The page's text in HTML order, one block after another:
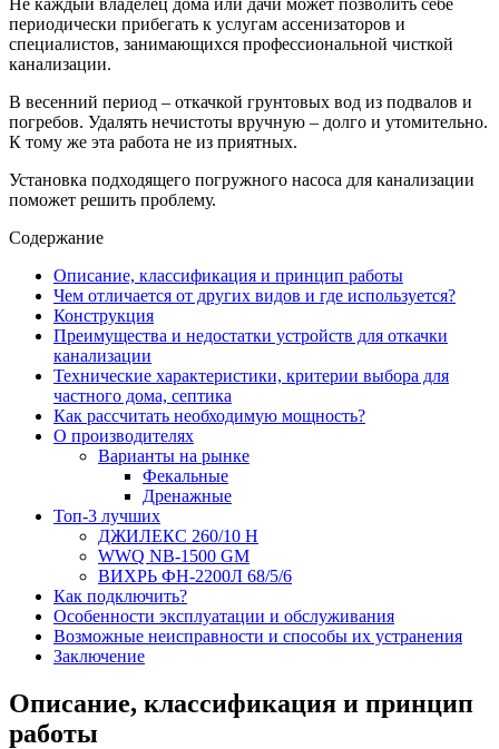
периодически прибегать к услугам ассенизаторов и
специалистов, занимающихся профессиональной чисткой
канализации.
В весенний период – откачкой грунтовых вод из подвалов и
погребов. Удалять нечистоты вручную – долго и утомительно.
К тому же эта работа не из приятных.
Установка подходящего погружного насоса для канализации
поможет решить проблему.
Содержание
Описание, классификация и принцип работы
Чем отличается от других видов и где используется?
Конструкция
Преимущества и недостатки устройств для откачки
канализации
Технические характеристики, критерии выбора для
частного дома, септика
Как рассчитать необходимую мощность?
О производителях
Варианты на рынке
Фекальные
Дренажные
Топ-3 лучших
ДЖИЛЕКС 260/10 Н
WWQ NB-1500 GM
ВИХРЬ ФН-2200Л 68/5/6
Как подключить?
Особенности эксплуатации и обслуживания
Возможные неисправности и способы их устранения
Заключение
Описание, классификация и принцип
работы